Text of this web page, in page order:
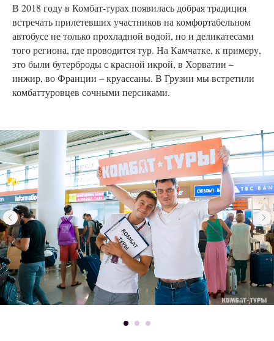
В 2018 году в Комбат-турах появилась добрая традиция
встречать прилетевших участников на комфортабельном
автобусе не только прохладной водой, но и деликатесами
того региона, где проводится тур. На Камчатке, к примеру,
это были бутерброды с красной икрой, в Хорватии –
инжир, во Франции – круассаны. В Грузии мы встретили
комбаттуровцев сочными персиками.